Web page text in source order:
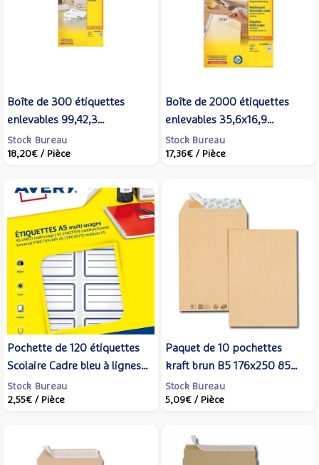
Boîte de 300 étiquettes
enlevables 99,42,3
impression laser L4743REV-
25 - AVERY ZWECKFORM
Stock Bureau
18,20€ / Pièce
Boîte de 2000 étiquettes
enlevables 35,6x16,9
impression laser / Jet -
AVERY ZWECKFORM
Stock Bureau
17,36€ / Pièce
Pochette de 120 étiquettes
Scolaire Cadre bleu à lignes
36x56 mm - AVERY
Stock Bureau
2,55€ / Pièce
Paquet de 10 pochettes
kraft brun B5 176x250 85
g/m² bande de protection -
GPV
Stock Bureau
5,09€ / Pièce